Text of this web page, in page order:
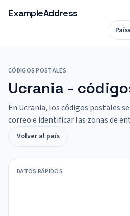
ExampleAddress
CÓDIGOS POSTALES
Ucrania -
En Ucrania, los códigos postales
correo e identificar las zonas de
Volver al país
DATOS RÁPIDOS